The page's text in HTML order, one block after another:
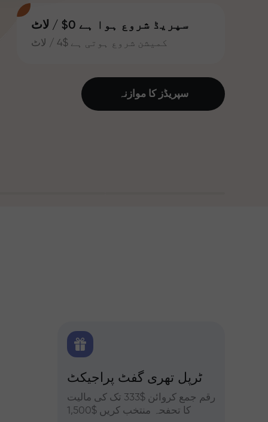
سپریڈ شروع ہوا ہے 0$ / لاٹ
کمیشن شروع ہوتی ہے $4 / لاٹ
سپریڈز کا موازنہ
ٹرپل تھری گفٹ پراجیکٹ
رقم جمع کروائن $333 تک کی مالیت
کا تحفحہ منتخب کریں $1,500